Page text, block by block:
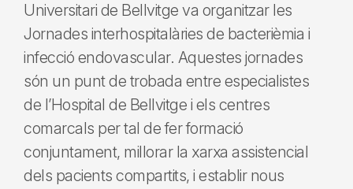
Universitari de Bellvitge va organitzar les
Jornades interhospitalàries de bacterièmia i
infecció endovascular. Aquestes jornades
són un punt de trobada entre especialistes
de l’Hospital de Bellvitge i els centres
comarcals per tal de fer formació
conjuntament, millorar la xarxa assistencial
dels pacients compartits, i establir nous